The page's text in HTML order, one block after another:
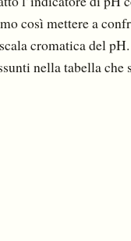
così mettere a
cromatica del
nella tabella che